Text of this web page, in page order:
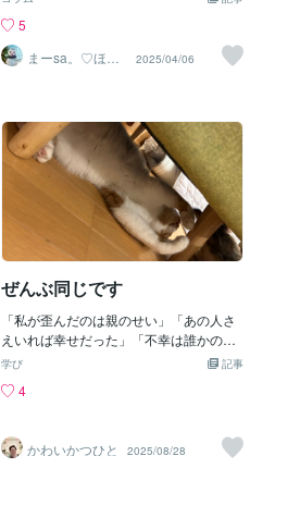
ってきたころ。そろそろ夕飯の買い出し
でもしようかな？と思って、近くのスー
パーへ行くことにしました🚶‍♀️✨外に出る
春らしいなぁ」って、なんとなく嬉しく
なったのです🌿スーパーに着くと、店内
はけっこうな人だかり💦お刺身コーナー
をぐるっとまわっていたら…「わっ、美
味しそうなカツオのたたき✨」「こっち
はかんぱち！きれいな切り身〜🐟✨」
と、ついつい両方買っちゃいました。お
買い物の帰り道、喉が渇いたなぁと思っ
て自販機の前へ。昨日、知り合いに教え
い出して、さっそくチャレンジしてみま
した📱✨「おぉ…ほんとにスマホで買え
る！便利〜！」キャッシュレスで買える
って、ちょっと未来っぽい気分になりま
た甘さがちょうどよくて、つい選んじゃ
うのです♡近くの公園のベンチに座っ
5
まーsa。♡ほの
ぼのブログ毎日
2025/04/06
ぜんぶ同じです
「私が歪んだのは親のせい」「あの人さ
えいれば幸せだった」「不幸は誰かのせ
い」「幸せは誰かのおかげ」――違うこ
主体が外にある。本人は、蚊帳の外にい
ても、結局は人生を自分で運転していな
い。そう気づけるかどうかが、分かれ道
記事
学び
4
かわいかつひと 2025/08/28